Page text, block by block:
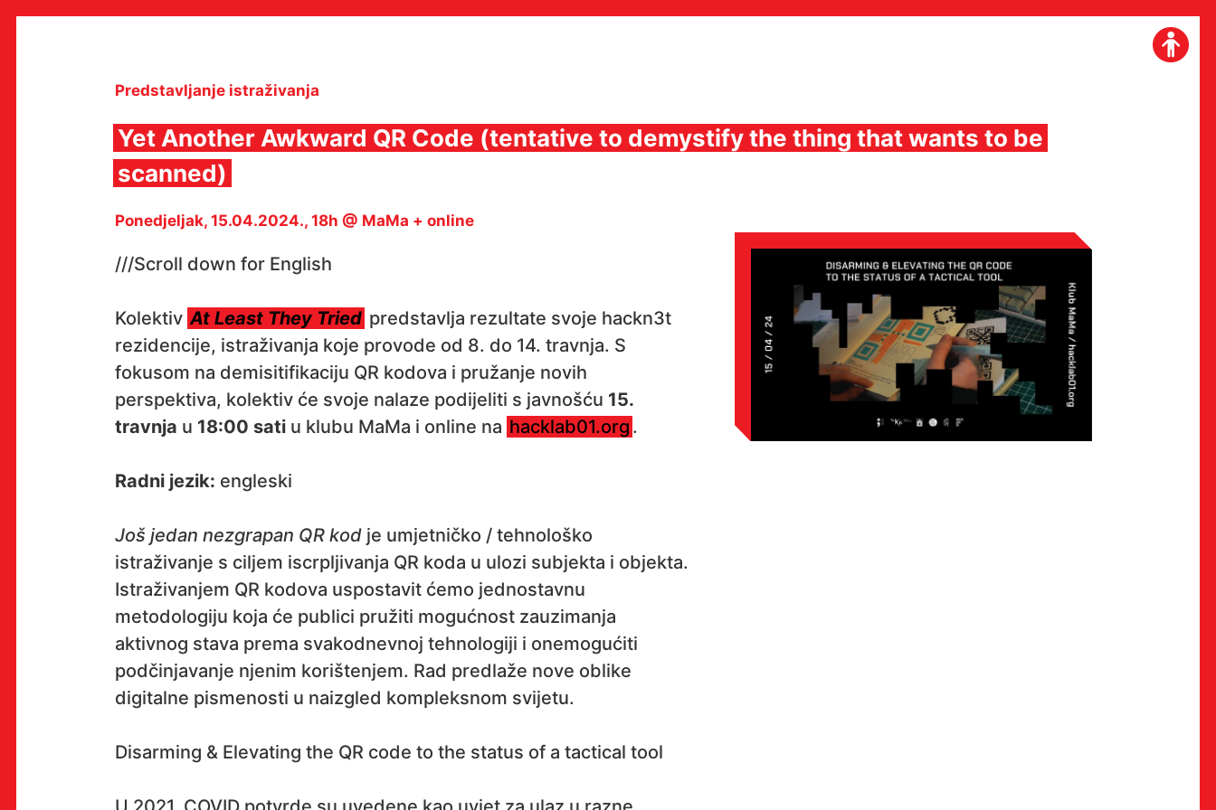
MULTIMEDIJALNI INSTITUT
PROGRAMI I PROJEKTI
IZDAVAŠTVO
SURADNJE
PRETPLATI SE
PROSTOR
Multimedijalni institut
Preradovićeva 18,
Predstavljanje istraživanja
Yet Another Awkward QR Code (tentative to demystify the thing that wants to be
scanned)
Ponedjeljak, 15.04.2024., 18h @ MaMa + online
///Scroll down for English
Kolektiv At Least They Tried predstavlja rezultate svoje hackn3t
rezidencije, istraživanja koje provode od 8. do 14. travnja. S
fokusom na demisitifikaciju QR kodova i pružanje novih
perspektiva, kolektiv će svoje nalaze podijeliti s javnošću 15.
travnja u 18:00 sati u klubu MaMa i online na hacklab01.org .
Radni jezik: engleski
Još jedan nezgrapan QR kod je umjetničko / tehnološko
istraživanje s ciljem iscrpljivanja QR koda u ulozi subjekta i objekta.
Istraživanjem QR kodova uspostavit ćemo jednostavnu
metodologiju koja će publici pružiti mogućnost zauzimanja
aktivnog stava prema svakodnevnoj tehnologiji i onemogućiti
podčinjavanje njenim korištenjem. Rad predlaže nove oblike
digitalne pismenosti u naizgled kompleksnom svijetu.
Disarming & Elevating the QR code to the status of a tactical tool